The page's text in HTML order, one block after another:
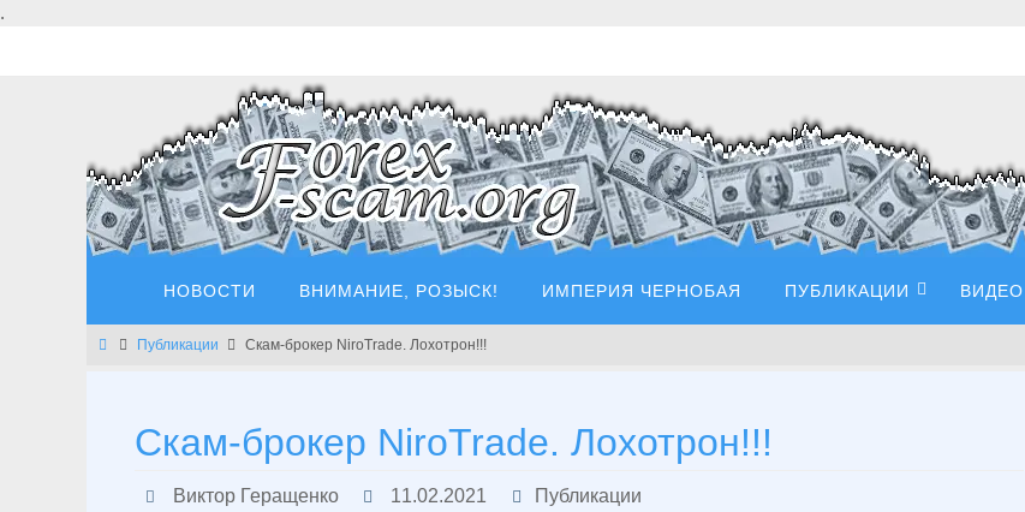
.
НОВОСТИ ВНИМАНИЕ, РОЗЫСК! ИМПЕРИЯ ЧЕРНОБАЯ ПУБЛИКАЦИИ ВИДЕО
Главная
Публикации Скам-брокер NiroTrade. Лохотрон!!!
Скам-брокер NiroTrade. Лохотрон!!!
Виктор Геращенко 11.02.2021 Публикации